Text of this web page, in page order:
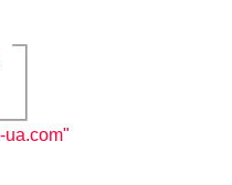
ua.com"